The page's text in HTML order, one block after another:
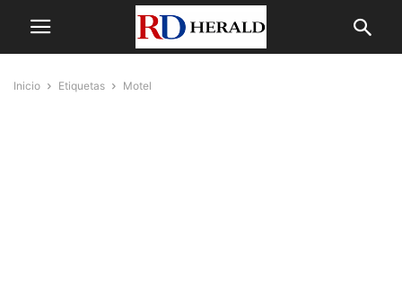
Inicio Etiquetas Motel